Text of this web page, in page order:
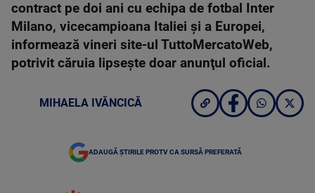
contract pe doi ani cu echipa de fotbal Inter
Milano, vicecampioana Italiei şi a Europei,
informează vineri site-ul TuttoMercatoWeb,
potrivit căruia lipseşte doar anunţul oficial.
MIHAELA IVĂNCICĂ
ADAUGĂ ȘTIRILE PROTV CA SURSĂ PREFERATĂ